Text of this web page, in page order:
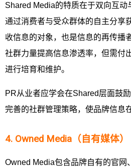
Shared Media的特质在于双向互
通过消费者与受众群体的自主分享
收信息的对象，也是信息的再传播
社群力量提高信息渗透率，但需付
进行培育和维护。
PR从业者应学会在Shared层面鼓
完善的社群管理策略，使品牌信息
4. Owned Media（自有媒体）
Owned Media包含品牌自有的官网